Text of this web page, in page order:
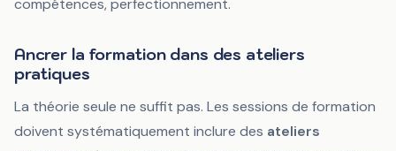
compétences, perfectionnement.
Ancrer la formation dans des ateliers
pratiques
La théorie seule ne suffit pas. Les sessions de formation
doivent systématiquement inclure des ateliers